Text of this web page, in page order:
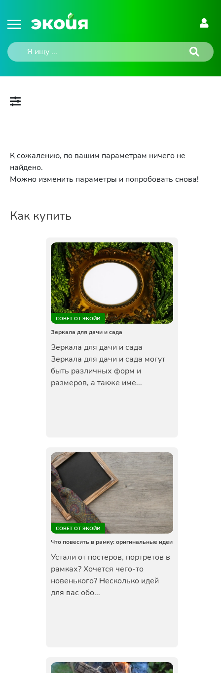
К сожалению, по вашим параметрам ничего не
найдено.
Можно изменить параметры и попробовать снова!
Как купить
СОВЕТ ОТ ЭКОЙИ
Зеркала для дачи и сада
Зеркала для дачи и сада
Зеркала для дачи и сада могут
быть различных форм и
размеров, а также име...
СОВЕТ ОТ ЭКОЙИ
Что повесить в рамку: оригинальные идеи
Устали от постеров, портретов в
рамках? Хочется чего-то
новенького? Несколько идей
для вас обо...